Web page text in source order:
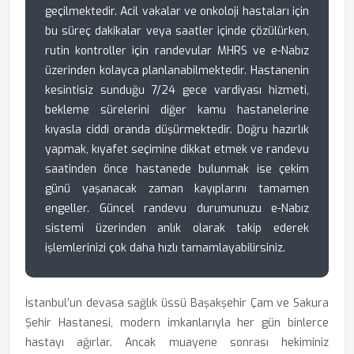
geçilmektedir. Acil vakalar ve onkoloji hastaları için
bu süreç dakikalar veya saatler içinde çözülürken,
rutin kontroller için randevular MHRS ve e-Nabız
üzerinden kolayca planlanabilmektedir. Hastanenin
kesintisiz sunduğu 7/24 gece vardiyası hizmeti,
bekleme sürelerini diğer kamu hastanelerine
kıyasla ciddi oranda düşürmektedir. Doğru hazırlık
yapmak, kıyafet seçimine dikkat etmek ve randevu
saatinden önce hastanede bulunmak ise çekim
günü yaşanacak zaman kayıplarını tamamen
engeller. Güncel randevu durumunuzu e-Nabız
sistemi üzerinden anlık olarak takip ederek
işlemlerinizi çok daha hızlı tamamlayabilirsiniz.
İstanbul’un devasa sağlık üssü Başakşehir Çam ve Sakura
Şehir Hastanesi, modern imkanlarıyla her gün binlerce
hastayı ağırlar. Ancak muayene sonrası hekiminiz